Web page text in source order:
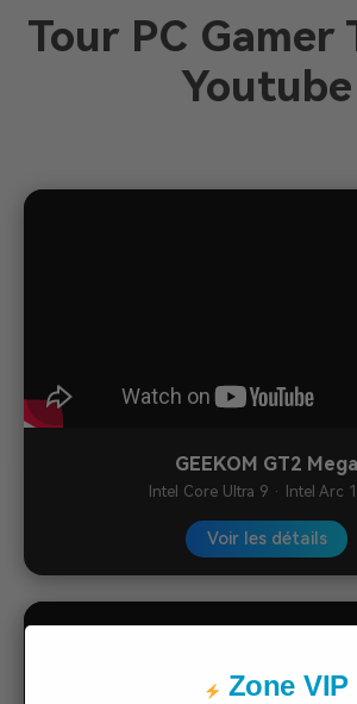
Tour PC Gamer
Youtube
GEEKOM GT2 Mega
Intel Core Ultra 9 · Intel Arc
Voir les détails
Zone VIP